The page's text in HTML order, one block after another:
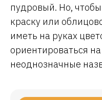
пудровый. Но,
краску или
иметь на руках
ориентироваться
неоднозначные